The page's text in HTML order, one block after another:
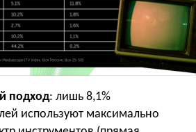
подход: лишь 8,1%
используют максимально